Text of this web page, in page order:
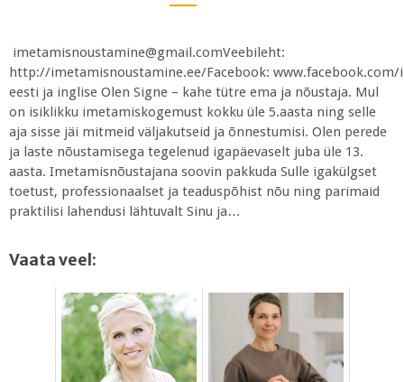
imetamisnoustamine@gmail.comVeebileht:
http://imetamisnoustamine.ee/Facebook: www.facebook.com/
eesti ja inglise Olen Signe – kahe tütre ema ja nõustaja. Mul
on isiklikku imetamiskogemust kokku üle 5.aasta ning selle
aja sisse jäi mitmeid väljakutseid ja õnnestumisi. Olen perede
ja laste nõustamisega tegelenud igapäevaselt juba üle 13.
aasta. Imetamisnõustajana soovin pakkuda Sulle igakülgset
toetust, professionaalset ja teaduspõhist nõu ning parimaid
praktilisi lahendusi lähtuvalt Sinu ja…
Vaata veel: